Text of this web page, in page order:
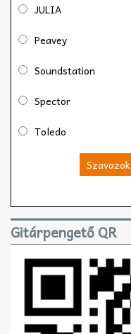
JULIA
Peavey
Soundstation
Spector
Toledo
Szavazok
Gitárpengető QR